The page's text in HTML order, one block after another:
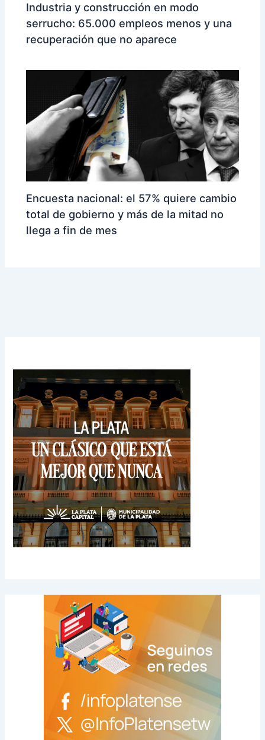
Industria y construcción en modo
serrucho: 65.000 empleos menos y una
recuperación que no aparece
Encuesta nacional: el 57% quiere cambio
total de gobierno y más de la mitad no
llega a fin de mes